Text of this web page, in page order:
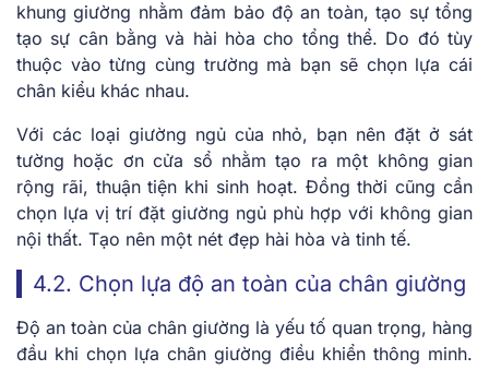
khung giường nhằm đảm bảo độ an toàn, tạo sự tổng
tạo sự cân bằng và hài hòa cho tổng thể. Do đó tùy
thuộc vào từng cùng trường mà bạn sẽ chọn lựa cái
chân kiểu khác nhau.
Với các loại giường ngủ của nhỏ, bạn nên đặt ở sát
tường hoặc ơn cửa sổ nhằm tạo ra một không gian
rộng rãi, thuận tiện khi sinh hoạt. Đồng thời cũng cần
chọn lựa vị trí đặt giường ngủ phù hợp với không gian
nội thất. Tạo nên một nét đẹp hài hòa và tinh tế.
4.2. Chọn lựa độ an toàn của chân giường
Độ an toàn của chân giường là yếu tố quan trọng, hàng
đầu khi chọn lựa chân giường điều khiển thông minh.